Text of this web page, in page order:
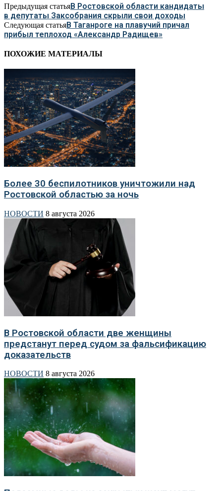
Предыдущая статьяВ Ростовской области кандидаты
в депутаты Заксобрания скрыли свои доходы
Следующая статьяВ Таганроге на плавучий причал
прибыл теплоход «Александр Радищев»
ПОХОЖИЕ МАТЕРИАЛЫ
Более 30 беспилотников уничтожили над
Ростовской областью за ночь
НОВОСТИ 8 августа 2026
В Ростовской области две женщины
предстанут перед судом за фальсификацию
доказательств
НОВОСТИ 8 августа 2026